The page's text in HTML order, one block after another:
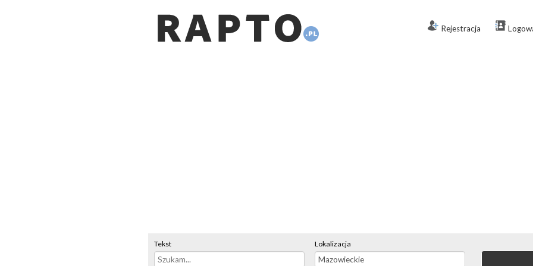
Rejestracja
Tekst Lokalizacja